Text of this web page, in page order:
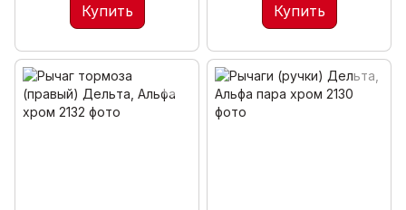
Купить Купить